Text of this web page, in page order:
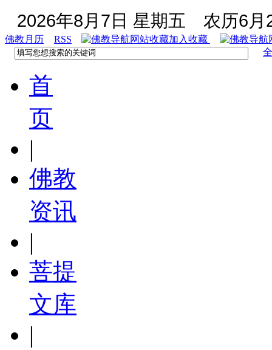
2026年8月7日 星期五 农历6月
佛教月历 RSS
加入收藏
首
页
|
佛教
资讯
|
菩提
文库
|